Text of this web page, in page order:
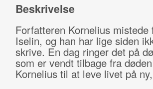
Beskrivelse
Forfatteren Kornelius
Iselin, og han har lige siden
skrive. En dag ringer det på
som er vendt tilbage fra
Kornelius til at leve livet på